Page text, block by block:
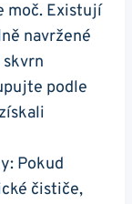
moč. Existují
navržené
skvrn
podle
Pokud
čističe,